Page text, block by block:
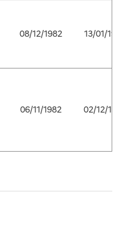
08/12/1982 13/01/
06/11/1982 02/12/